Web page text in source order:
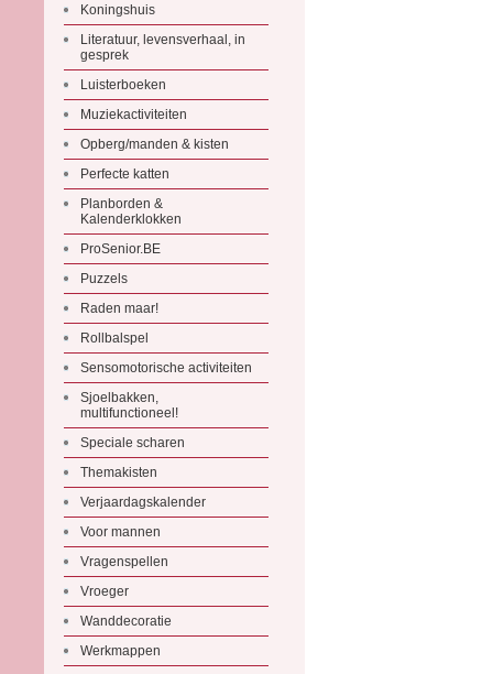
Koningshuis
Literatuur, levensverhaal, in
gesprek
Luisterboeken
Muziekactiviteiten
Opberg/manden & kisten
Perfecte katten
Planborden &
Kalenderklokken
ProSenior.BE
Puzzels
Raden maar!
Rollbalspel
Sensomotorische activiteiten
Sjoelbakken,
multifunctioneel!
Speciale scharen
Themakisten
Verjaardagskalender
Voor mannen
Vragenspellen
Vroeger
Wanddecoratie
Werkmappen